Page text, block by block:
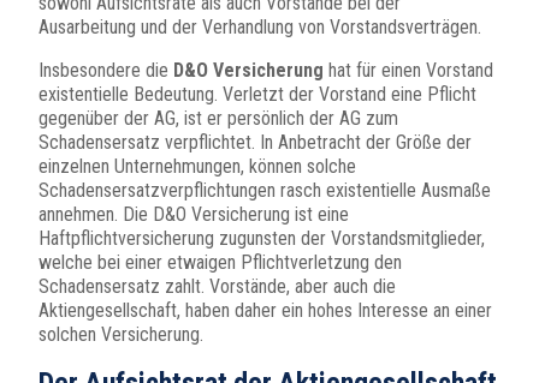
Ausarbeitung und der Verhandlung von Vorstandsverträgen.
Insbesondere die D&O Versicherung hat für einen Vorstand
existentielle Bedeutung. Verletzt der Vorstand eine Pflicht
gegenüber der AG, ist er persönlich der AG zum
Schadensersatz verpflichtet. In Anbetracht der Größe der
einzelnen Unternehmungen, können solche
Schadensersatzverpflichtungen rasch existentielle Ausmaße
annehmen. Die D&O Versicherung ist eine
Haftpflichtversicherung zugunsten der Vorstandsmitglieder,
welche bei einer etwaigen Pflichtverletzung den
Schadensersatz zahlt. Vorstände, aber auch die
Aktiengesellschaft, haben daher ein hohes Interesse an einer
solchen Versicherung.